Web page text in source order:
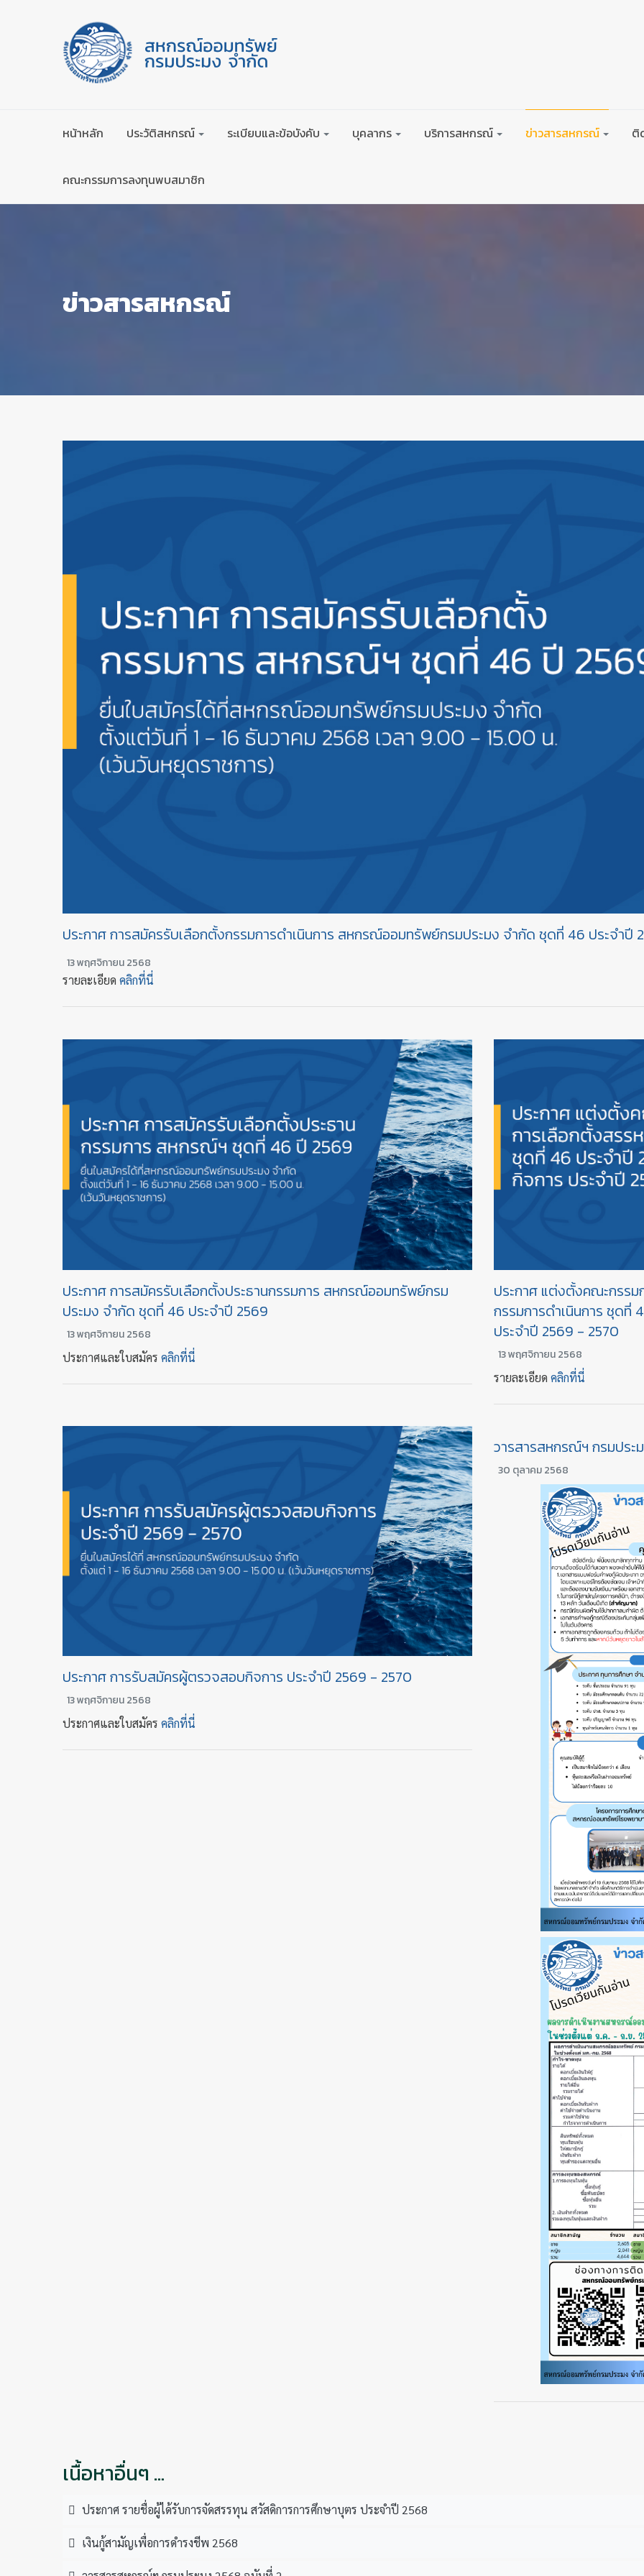
หน้าหลัก ประวัติสหกรณ์ ระเบียบและข้อบังคับ บุคลากร บริการสหกรณ์ ข่าวสารสหกรณ์ ติ
คณะกรรมการลงทุนพบสมาชิก
ข่าวสารสหกรณ์
ประกาศ การสมัครรับเลือกตั้งกรรมการดำเนินการ สหกรณ์ออมทรัพย์กรมประมง จำกัด ชุดที่ 46 ประจำปี
13 พฤศจิกายน 2568
รายละเอียด คลิกที่นี่
ประกาศ การสมัครรับเลือกตั้งประธานกรรมการ สหกรณ์ออมทรัพย์กรม
ประมง จำกัด ชุดที่ 46 ประจำปี 2569
13 พฤศจิกายน 2568
ประกาศและใบสมัคร คลิกที่นี่
ประกาศ แต่งตั้งคณะกรรม
กรรมการดำเนินการ ชุดที่
ประจำปี 2569 - 2570
13 พฤศจิกายน 2568
รายละเอียด คลิกที่นี่
ประกาศ การรับสมัครผู้ตรวจสอบกิจการ ประจำปี 2569 - 2570
13 พฤศจิกายน 2568
ประกาศและใบสมัคร คลิกที่นี่
วารสารสหกรณ์ฯ กรมประ
30 ตุลาคม 2568
เนื้อหาอื่นๆ …
ประกาศ รายชื่อผู้ได้รับการจัดสรรทุน สวัสดิการการศึกษาบุตร ประจำปี 2568
เงินกู้สามัญเพื่อการดำรงชีพ 2568